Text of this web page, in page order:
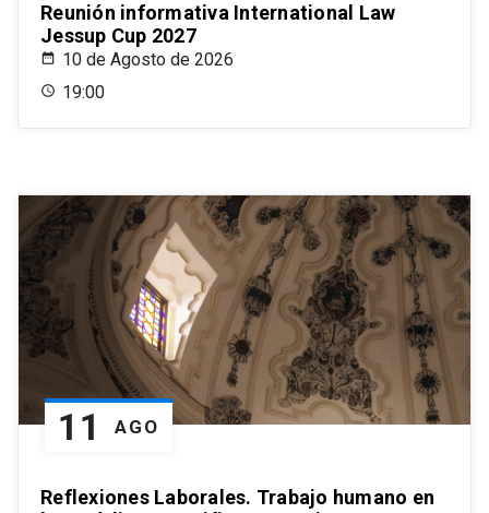
Reunión informativa International Law
Jessup Cup 2027
10 de Agosto de 2026
19:00
11 AGO
Reflexiones Laborales. Trabajo humano en